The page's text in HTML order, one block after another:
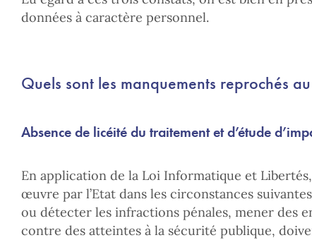
données à caractère personnel.
Quels sont les manquements reprochés
Absence de licéité du traitement et d’étude
En application de la Loi Informatique et
œuvre par l’Etat dans les circonstances
ou détecter les infractions pénales, mener des
contre des atteintes à la sécurité publique,